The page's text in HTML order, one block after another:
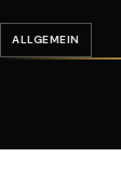
ALLGEMEIN